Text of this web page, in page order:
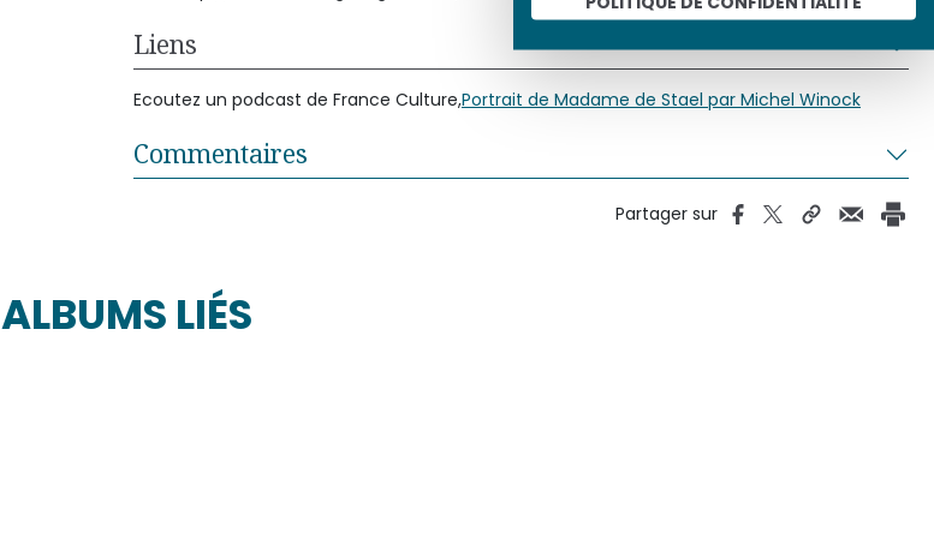
Liens
Ecoutez un podcast de France Culture,Portrait de Madame de Stael par Michel Winock
Commentaires
Partager sur
ALBUMS LIÉS